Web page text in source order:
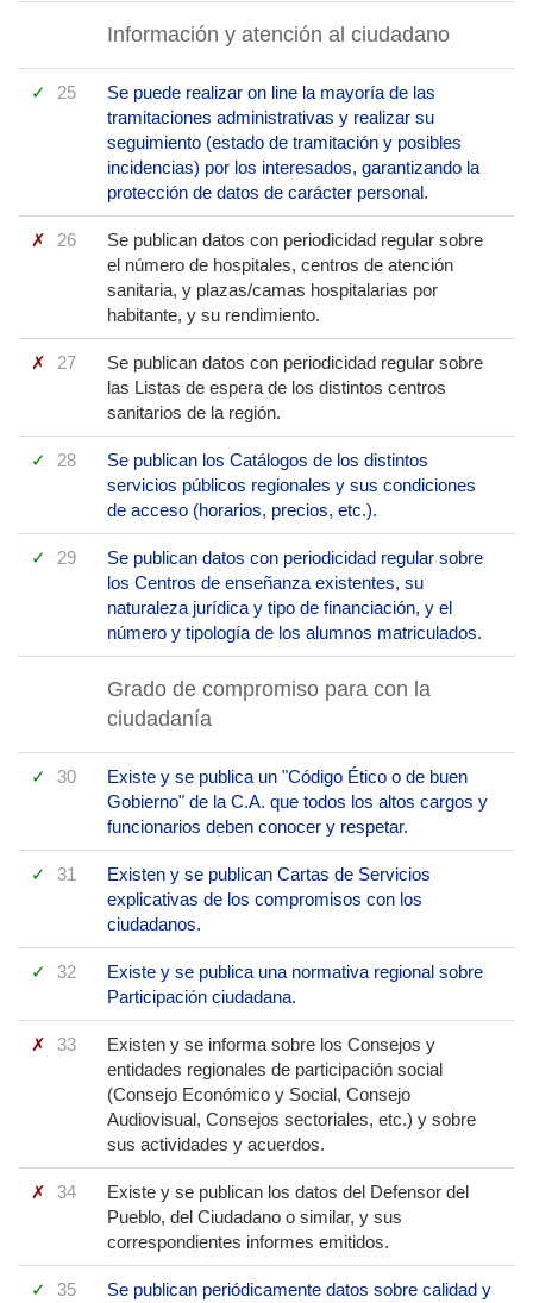
Información y atención al ciudadano
25
Se puede realizar on line la mayoría de las
tramitaciones administrativas y realizar su
seguimiento (estado de tramitación y posibles
incidencias) por los interesados, garantizando la
protección de datos de carácter personal.
26
Se publican datos con periodicidad regular sobre
el número de hospitales, centros de atención
sanitaria, y plazas/camas hospitalarias por
habitante, y su rendimiento.
27
Se publican datos con periodicidad regular sobre
las Listas de espera de los distintos centros
sanitarios de la región.
28
Se publican los Catálogos de los distintos
servicios públicos regionales y sus condiciones
de acceso (horarios, precios, etc.).
29
Se publican datos con periodicidad regular sobre
los Centros de enseñanza existentes, su
naturaleza jurídica y tipo de financiación, y el
número y tipología de los alumnos matriculados.
Grado de compromiso para con la
ciudadanía
30
Existe y se publica un "Código Ético o de buen
Gobierno" de la C.A. que todos los altos cargos y
funcionarios deben conocer y respetar.
31
Existen y se publican Cartas de Servicios
explicativas de los compromisos con los
ciudadanos.
32
Existe y se publica una normativa regional sobre
Participación ciudadana.
33
Existen y se informa sobre los Consejos y
entidades regionales de participación social
(Consejo Económico y Social, Consejo
Audiovisual, Consejos sectoriales, etc.) y sobre
sus actividades y acuerdos.
34
Existe y se publican los datos del Defensor del
Pueblo, del Ciudadano o similar, y sus
correspondientes informes emitidos.
35
Se publican periódicamente datos sobre calidad y